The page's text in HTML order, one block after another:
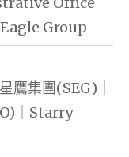
Group
鷹集團(SEG)｜
｜Starry